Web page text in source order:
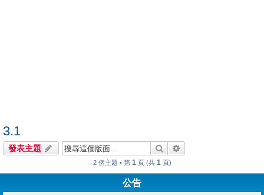
3.1
發表主題 搜尋
2 個主題 • 第 1 頁 (共 1 頁)
公告